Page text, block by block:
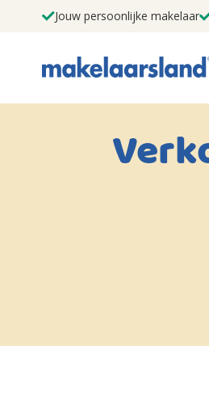
Jouw persoonlijke makelaar